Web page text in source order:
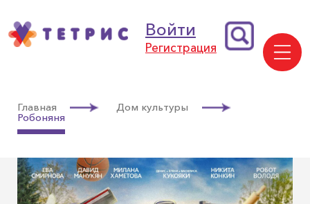
Войти
Регистрация
Главная
Дом культуры
Робоняня